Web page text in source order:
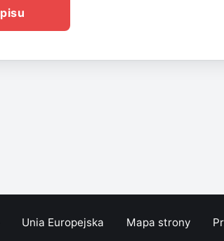
Unia Europejska Mapa strony